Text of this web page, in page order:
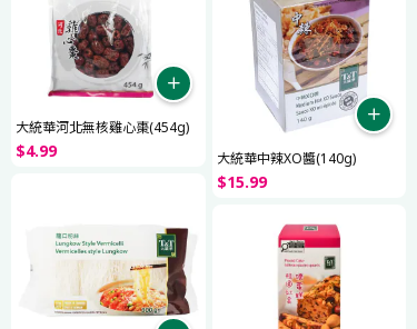
大統華河北無核雞心棗(454g)
$4.99 大統華中辣XO醬(140g)
$15.99